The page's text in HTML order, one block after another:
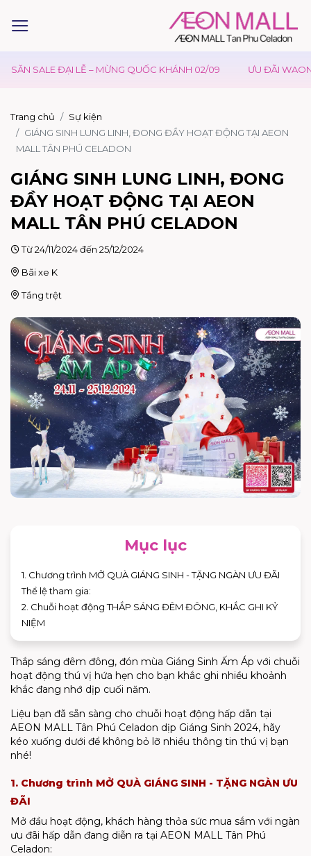
SALE ĐẠI LỄ – MỪNG QUỐC KHÁNH 02/09 ƯU ĐÃI WAON TẠI
Trang chủ
Sự kiện
GIÁNG SINH LUNG LINH, ĐONG ĐẦY HOẠT ĐỘNG TẠI AEON
MALL TÂN PHÚ CELADON
GIÁNG SINH LUNG LINH, ĐONG
ĐẦY HOẠT ĐỘNG TẠI AEON
MALL TÂN PHÚ CELADON
Từ 24/11/2024 đến 25/12/2024
Bãi xe K
Tầng trệt
Mục lục
1. Chương trình MỞ QUÀ GIÁNG SINH - TẶNG NGÀN ƯU ĐÃI
Thể lệ tham gia:
2. Chuỗi hoạt động THẮP SÁNG ĐÊM ĐÔNG, KHẮC GHI KỶ
NIỆM
Thắp sáng đêm đông, đón mùa Giáng Sinh Ấm Áp với chuỗi
hoạt động thú vị hứa hẹn cho bạn khắc ghi nhiều khoảnh
khắc đang nhớ dịp cuối năm.
Liệu bạn đã sẵn sàng cho chuỗi hoạt động hấp dẫn tại
AEON MALL Tân Phú Celadon dịp Giáng Sinh 2024, hãy
kéo xuống dưới để không bỏ lỡ nhiều thông tin thú vị bạn
nhé!
1. Chương trình MỞ QUÀ GIÁNG SINH - TẶNG NGÀN ƯU
ĐÃI
Mở đầu hoạt động, khách hàng thỏa sức mua sắm với ngàn
ưu đãi hấp dẫn đang diễn ra tại AEON MALL Tân Phú
Celadon: